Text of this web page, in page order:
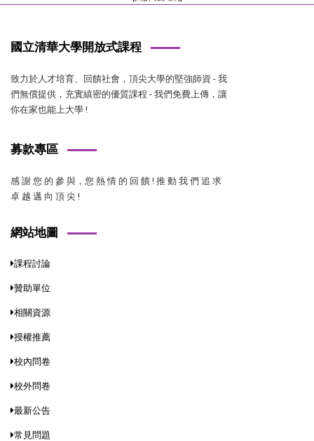
國立清華大學開放式課程
致力於人才培育、回饋社會，頂尖大學的堅強師資 - 我
們無償提供，充實縝密的優質課程 - 我們免費上傳，讓
你在家也能上大學 !
募款專區
感 謝 您 的 參 與，您 熱 情 的 回 饋 ! 推 動 我 們 追 求
卓 越 邁 向 頂 尖 !
網站地圖
課程討論
贊助單位
相關資源
授權推薦
校內問卷
校外問卷
最新公告
常見問題